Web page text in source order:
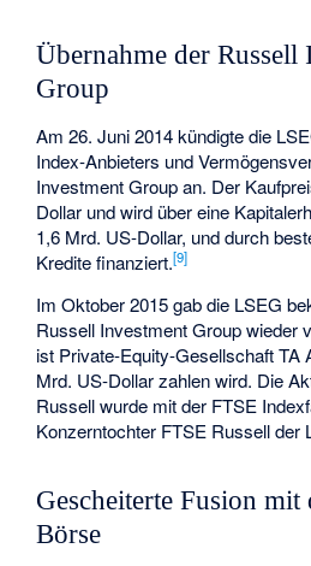
Übernahme der Russell
Group
Am 26. Juni 2014 kündigte die
Index-Anbieters und
Investment Groupan. Der
Dollar und wird über eine
1,6 Mrd. US-Dollar, und durch
Kredite finanziert.[9]
Im Oktober 2015 gab die LSEG
Russell Investment Group wieder
ist Private-Equity-Gesellschaft TA
Mrd. US-Dollar zahlen wird. Die
Russell wurde mit der FTSE
Konzerntochter FTSE Russell der
Gescheiterte Fusion mit
Börse